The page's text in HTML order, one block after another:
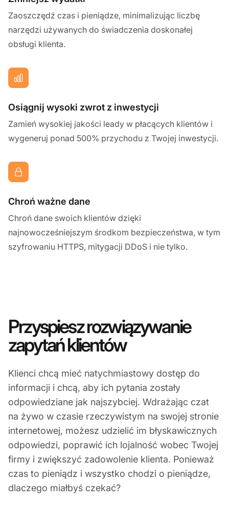
Zaoszczędź czas i pieniądze, minimalizując liczbę
narzędzi używanych do świadczenia doskonałej
obsługi klienta.
Osiągnij wysoki zwrot z inwestycji
Zamień wysokiej jakości leady w płacących klientów i
wygeneruj ponad 500% przychodu z Twojej inwestycji.
Chroń ważne dane
Chroń dane swoich klientów dzięki
najnowocześniejszym środkom bezpieczeństwa, w tym
szyfrowaniu HTTPS, mitygacji DDoS i nie tylko.
Przyspiesz rozwiązywanie
zapytań klientów
Klienci chcą mieć natychmiastowy dostęp do
informacji i chcą, aby ich pytania zostały
odpowiedziane jak najszybciej. Wdrażając czat
na żywo w czasie rzeczywistym na swojej stronie
internetowej, możesz udzielić im błyskawicznych
odpowiedzi, poprawić ich lojalność wobec Twojej
firmy i zwiększyć zadowolenie klienta. Ponieważ
czas to pieniądz i wszystko chodzi o pieniądze,
dlaczego miałbyś czekać?